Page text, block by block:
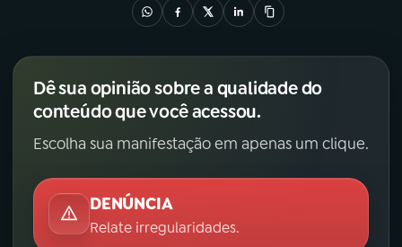
Dê sua opinião sobre a qualidade do
conteúdo que você acessou.
Escolha sua manifestação em apenas um clique.
DENÚNCIA
Relate irregularidades.